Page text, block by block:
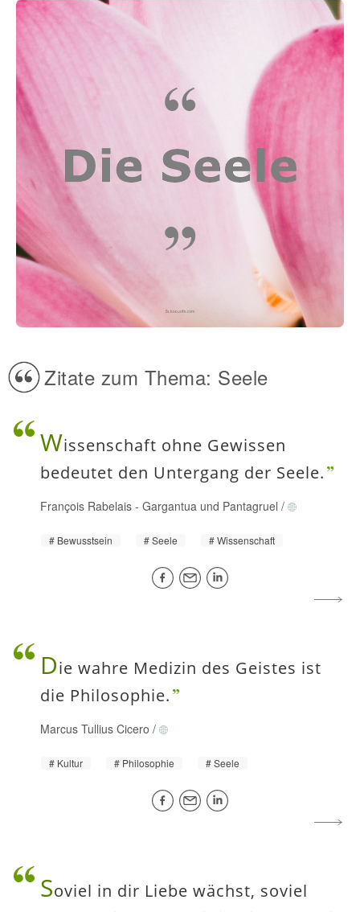
Zitate zum Thema: Seele
Wissenschaft ohne Gewissen
bedeutet den Untergang der Seele.
François Rabelais - Gargantua und Pantagruel /
Bewusstsein Seele Wissenschaft
Die wahre Medizin des Geistes ist
die Philosophie.
Marcus Tullius Cicero /
Kultur Philosophie Seele
Soviel in dir Liebe wächst, soviel